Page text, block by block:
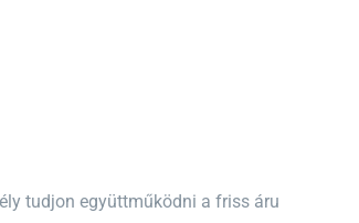
tudjon együttműködni a friss áru